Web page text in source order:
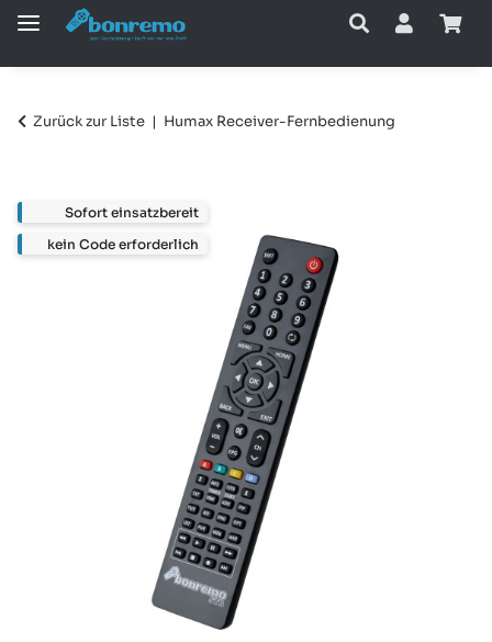
Zurück zur Liste Humax Receiver-Fernbedienung